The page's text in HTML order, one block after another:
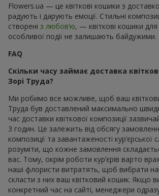
Flowers.ua — це квіткові кошики з
радують і дарують емоції. Стильні
створені з любов’ю, — квіткові кошики
особливої події не залишають байдужими.
FAQ
Скільки часу займає доставка
Зорі Труда?
Ми робимо все можливе, щоб ваш
Труда був доставлений максимально
час доставки квіткової композиції
3 годин. Це залежить від обсягу
композиції та завантаженості
розуміти, що кожне замовлення
вас. Тому, окрім роботи кур’єрів варто
наші флористи витратять, щоб вибрати
скласти з них ваш квітковий кошик. Якщо
конкретний час на сайті, менеджери